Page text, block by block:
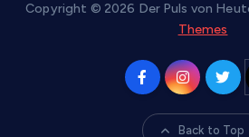
Copyright © 2026 Der Puls von
Themes
Back to Top